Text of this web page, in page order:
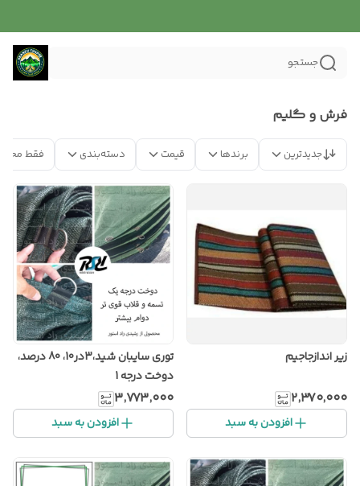
جستجو
فرش و گلیم
جدیدترین برندها قیمت دسته‌بندی فقط
زیر اندازجاجیم
۲٬۳۷۰٬۰۰۰
افزودن به سبد
توری سایبان شید،3در10، 80 درصد،
دوخت درجه 1
۳٬۷۷۳٬۰۰۰
افزودن به سبد